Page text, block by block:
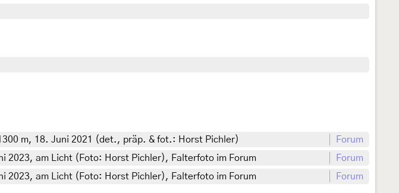
m, 18. Juni 2021 (det., präp. & fot.: Horst Pichler)
Forum
2023, am Licht (Foto: Horst Pichler), Falterfoto im Forum
Forum
2023, am Licht (Foto: Horst Pichler), Falterfoto im Forum Forum